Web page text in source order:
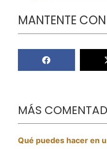
MANTENTE
MÁS
Qué puedes hacer en